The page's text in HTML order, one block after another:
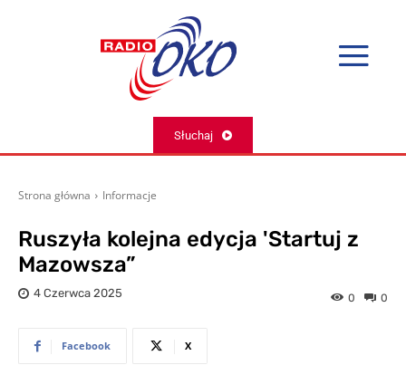
Słuchaj
Strona główna Informacje
Ruszyła kolejna edycja 'Startuj z
Mazowsza”
4 Czerwca 2025 0
0
Facebook X